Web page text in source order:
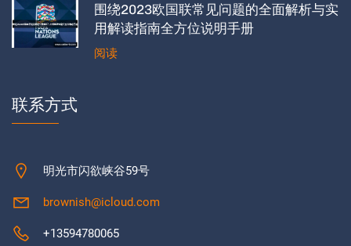
围绕2023欧国联常见问题的全面解析与实
用解读指南全方位说明手册
阅读
联系方式
明光市闪欲峡谷59号
brownish@icloud.com
+13594780065